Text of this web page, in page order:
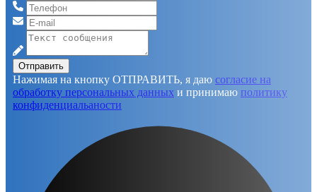
Отправить
Нажимая на кнопку ОТПРАВИТЬ, я даю согласие на
обработку персональных данных и принимаю политику
конфиденциальаности